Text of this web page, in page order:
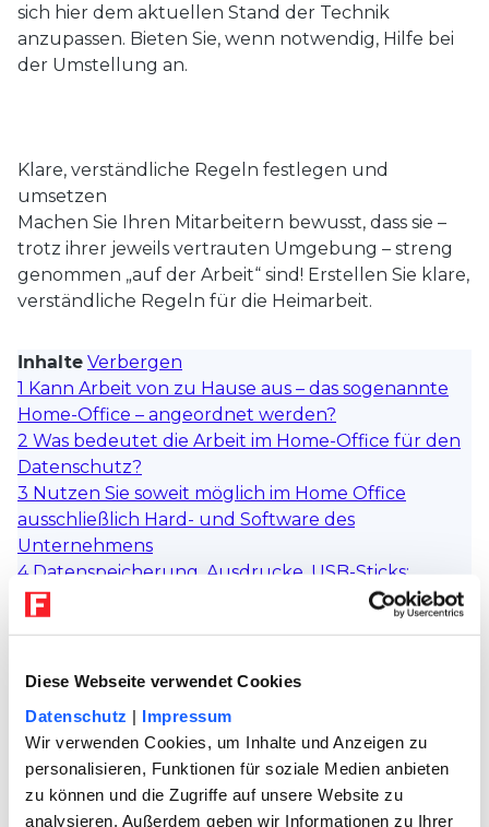
Diese Webseite verwendet Cookies
Datenschutz | Impressum
Wir verwenden Cookies, um Inhalte und Anzeigen zu
personalisieren, Funktionen für soziale Medien anbieten
zu können und die Zugriffe auf unsere Website zu
analysieren. Außerdem geben wir Informationen zu Ihrer
sich hier dem aktuellen Stand der Technik
anzupassen. Bieten Sie, wenn notwendig, Hilfe bei
der Umstellung an.
Klare, verständliche Regeln festlegen und
umsetzen
Machen Sie Ihren Mitarbeitern bewusst, dass sie –
trotz ihrer jeweils vertrauten Umgebung – streng
genommen „auf der Arbeit“ sind! Erstellen Sie klare,
verständliche Regeln für die Heimarbeit.
Inhalte Verbergen
1 Kann Arbeit von zu Hause aus – das sogenannte
Home-Office – angeordnet werden?
2 Was bedeutet die Arbeit im Home-Office für den
Datenschutz?
3 Nutzen Sie soweit möglich im Home Office
ausschließlich Hard- und Software des
Unternehmens
4 Datenspeicherung, Ausdrucke, USB-Sticks:
Vertrauen ist gut, Kontrolle ist besser
5 Führen Sie Videokonferenzen ohne Zuhörer
Unsere 5 Top-Vorlagen
zum Thema
User suchten auch nach
folgenden Themen